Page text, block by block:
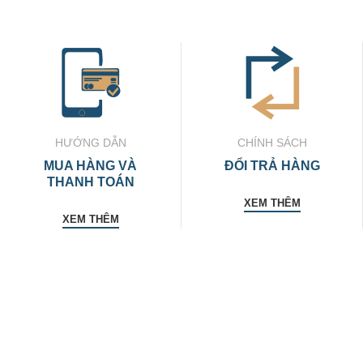
HƯỚNG DẪN
MUA HÀNG VÀ
THANH TOÁN
XEM THÊM
CHÍNH SÁCH
ĐỔI TRẢ HÀNG
XEM THÊM